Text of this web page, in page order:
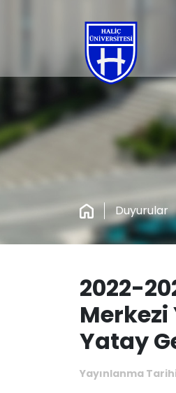
Duyurular
2022-
Merkezi
Yatay
Yayınlanma